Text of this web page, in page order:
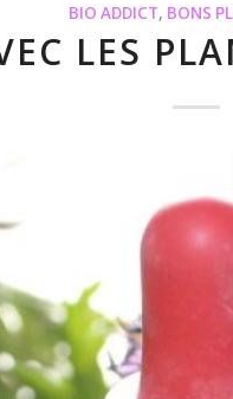
BIO ADDICT, BONS
LES